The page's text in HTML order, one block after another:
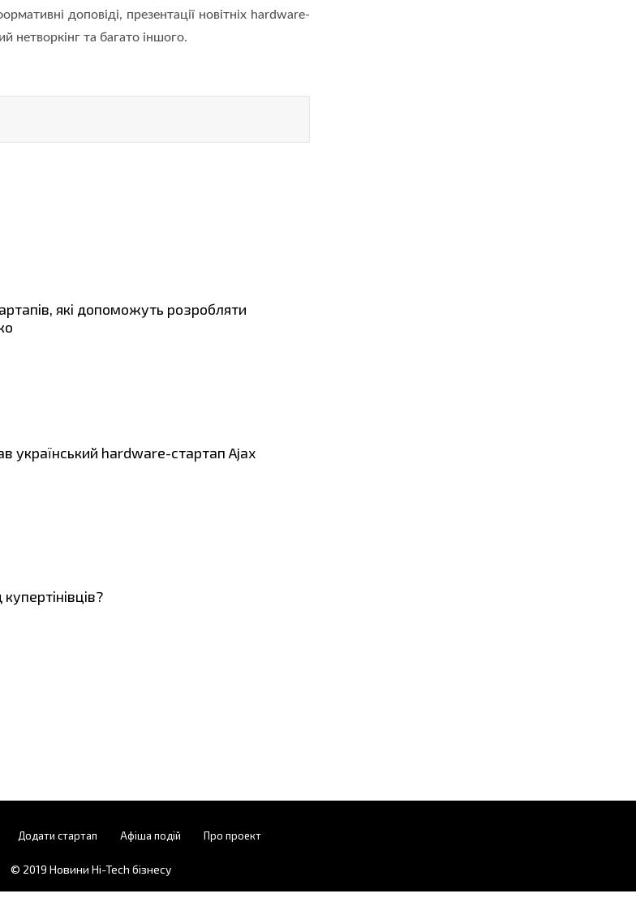
доповіді, презентації новітніх hardware-
нетворкінг та багато іншого.
які допоможуть розробляти
український hardware-стартап Ajax
Додати стартап Афіша подій Про проект
© 2019 Новини Hi-Tech бізнесу